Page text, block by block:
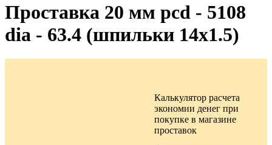
Проставка 20 мм pcd - 5108
dia - 63.4 (шпильки 14х1.5)
Калькулятор расчета
экономии денег при
покупке в магазине
проставок